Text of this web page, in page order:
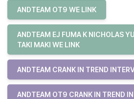
ANDTEAM OT9 WE LINK
ANDTEAM EJ FUMA K NICHOLAS
TAKI MAKI WE LINK
ANDTEAM CRANK IN TREND
ANDTEAM OT9 CRANK IN TREND